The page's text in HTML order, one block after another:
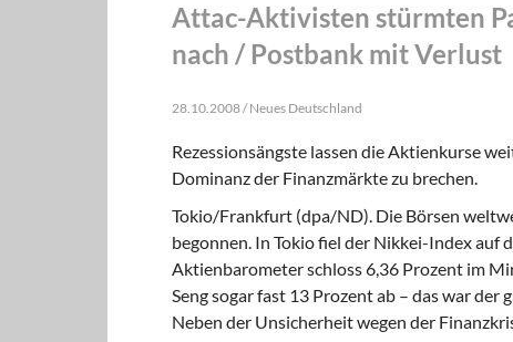
Attac-Aktivisten stürmten
nach / Postbank mit Verlust
28.10.2008 / Neues Deutschland
Rezessionsängste lassen die Aktienkurse
Dominanz der Finanzmärkte zu brechen.
Tokio/Frankfurt (dpa/ND). Die Börsen
begonnen. In Tokio fiel der Nikkei-Index auf
Aktienbarometer schloss 6,36 Prozent im
Seng sogar fast 13 Prozent ab – das war der
Neben der Unsicherheit wegen der